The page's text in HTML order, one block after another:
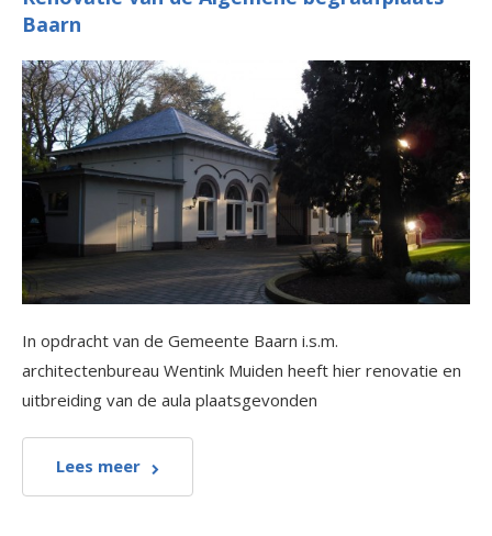
Baarn
In opdracht van de Gemeente Baarn i.s.m.
architectenbureau Wentink Muiden heeft hier renovatie en
uitbreiding van de aula plaatsgevonden
Lees meer